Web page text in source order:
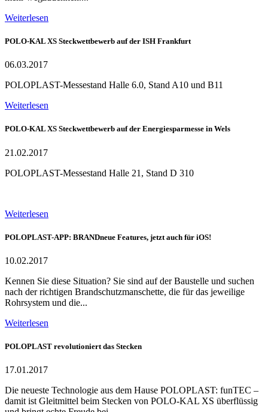
Weiterlesen
POLO-KAL XS Steckwettbewerb auf der ISH Frankfurt
06.03.2017
POLOPLAST-Messestand Halle 6.0, Stand A10 und B11
Weiterlesen
POLO-KAL XS Steckwettbewerb auf der Energiesparmesse in Wels
21.02.2017
POLOPLAST-Messestand Halle 21, Stand D 310
Weiterlesen
POLOPLAST-APP: BRANDneue Features, jetzt auch für iOS!
10.02.2017
Kennen Sie diese Situation? Sie sind auf der Baustelle und suchen
nach der richtigen Brandschutzmanschette, die für das jeweilige
Rohrsystem und die...
Weiterlesen
POLOPLAST revolutioniert das Stecken
17.01.2017
Die neueste Technologie aus dem Hause POLOPLAST: funTEC –
damit ist Gleitmittel beim Stecken von POLO-KAL XS überflüssig